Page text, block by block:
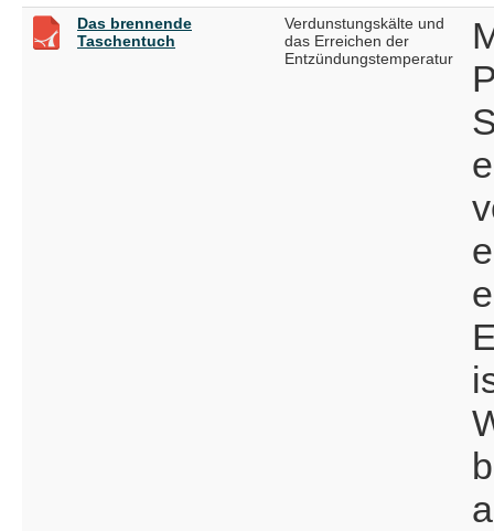
Das brennende
Taschentuch
Verdunstungskälte und
das Erreichen der
Entzündungstemperatur